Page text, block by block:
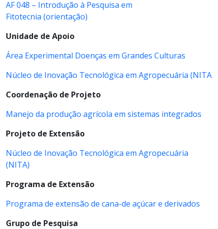
AF 048 – Introdução à Pesquisa em
Fitotecnia (orientação)
Unidade de Apoio
Área Experimental Doenças em Grandes Culturas
Núcleo de Inovação Tecnológica em Agropecuária (NITA
Coordenação de Projeto
Manejo da produção agrícola em sistemas integrados
Projeto de Extensão
Núcleo de Inovação Tecnológica em Agropecuária
(NITA)
Programa de Extensão
Programa de extensão de cana-de açúcar e derivados
Grupo de Pesquisa